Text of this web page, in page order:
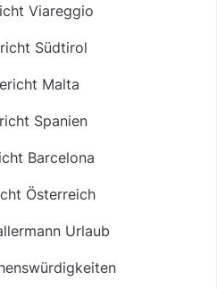
Viareggio
Südtirol
Malta
Spanien
Barcelona
Österreich
Urlaub